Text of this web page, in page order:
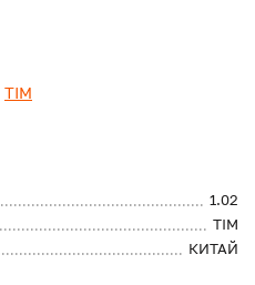
TIM
1.02
TIM
КИТАЙ